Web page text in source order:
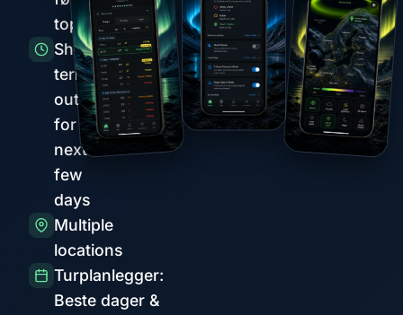
topper
Short-
term
outlook
for the
next
few
days
Multiple
locations
Turplanlegger:
Beste dager &